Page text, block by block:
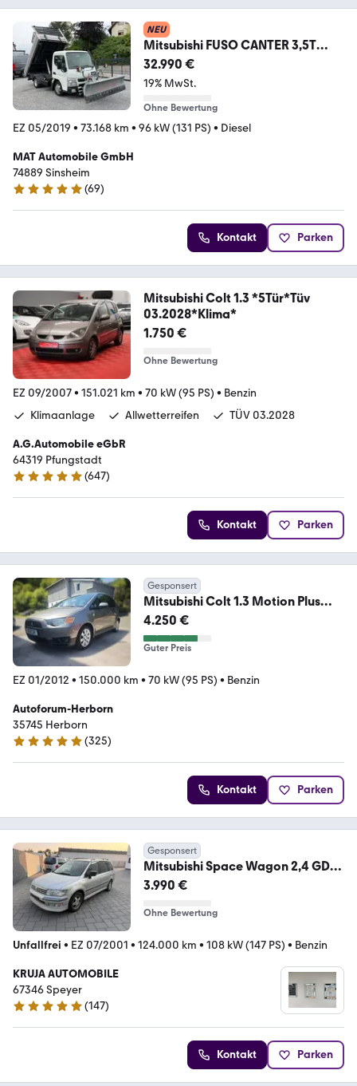
NEU
Mitsubishi FUSO CANTER 3,5T
DREISEITENKIPPER AUTOMATIK
AHK
32.990 €
19% MwSt.
Ohne Bewertung
EZ 05/2019 • 73.168 km • 96 kW (131 PS) • Diesel
MAT Automobile GmbH
74889 Sinsheim
4.9 Sterne
(69)
Kontakt Parken
Mitsubishi Colt 1.3 *5Tür*Tüv
03.2028*Klima*
1.750 €
Ohne Bewertung
EZ 09/2007• 151.021 km • 70 kW (95 PS) • Benzin
Klimaanlage
Allwetterreifen TÜV 03.2028
A.G.Automobile eGbR
64319 Pfungstadt
4.9 Sterne
(647)
Kontakt Parken
Gesponsert
Mitsubishi Colt 1.3 Motion Plus
1.Hand lückenlos SCHECKHEFT
4.250 €
Guter Preis
EZ 01/2012 • 150.000 km • 70 kW (95 PS) • Benzin
Autoforum-Herborn
35745 Herborn
5 Sterne
(325)
Kontakt Parken
Gesponsert
Mitsubishi Space Wagon 2,4 GDI
Motion Plus
3.990 €
Ohne Bewertung
Unfallfrei • EZ 07/2001 • 124.000 km • 108 kW (147 PS) • Benzin
KRUJA AUTOMOBILE
67346 Speyer
5 Sterne
(147)
Kontakt Parken